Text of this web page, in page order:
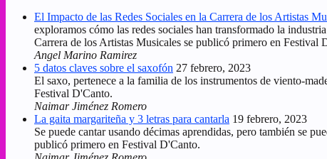
El Impacto de las Redes Sociales en la Carrera de los Artistas
exploramos cómo las redes sociales han transformado la
Carrera de los Artistas Musicales se publicó primero en Festival
Angel Marino Ramirez
5 datos claves sobre el saxofón 27 febrero, 2023
El saxo, pertenece a la familia de los instrumentos de viento-
Festival D'Canto.
Naimar Jiménez Romero
La gaita margariteña y 3 letras para cantarla 19 febrero, 2023
Se puede cantar usando décimas aprendidas, pero también se
publicó primero en Festival D'Canto.